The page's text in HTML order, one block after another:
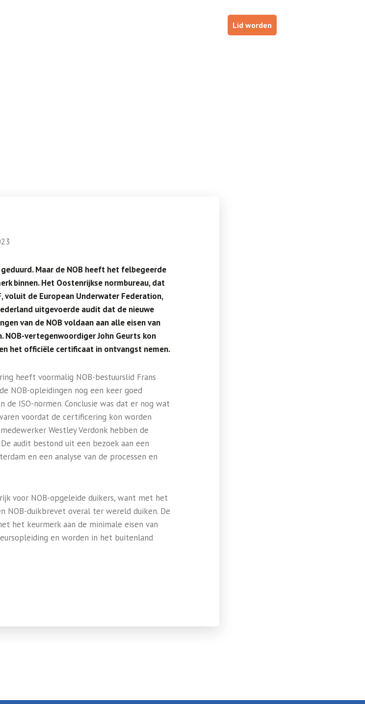
Lid worden
Maar de NOB heeft het felbegeerde
binnen. Het Oostenrijkse normbureau, dat
voluit de European Underwater Federation,
uitgevoerde audit dat de nieuwe
van de NOB voldaan aan alle eisen van
NOB-vertegenwoordiger John Geurts kon
het officiële certificaat in ontvangst nemen.
heeft voormalig NOB-bestuurslid Frans
NOB-opleidingen nog een keer goed
de ISO-normen. Conclusie was dat er nog wat
voordat de certificering kon worden
Westley Verdonk hebben de
audit bestond uit een bezoek aan een
en een analyse van de processen en
voor NOB-opgeleide duikers, want met het
NOB-duikbrevet overal ter wereld duiken. De
het keurmerk aan de minimale eisen van
en worden in het buitenland